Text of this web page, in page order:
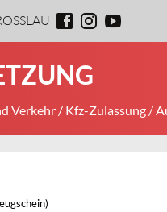
Verkehr / Kfz-Zulassung /